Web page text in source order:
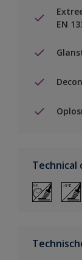
EN
Technical